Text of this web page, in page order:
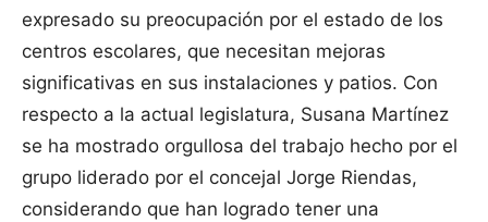
expresado su preocupación por el estado de los
centros escolares, que necesitan mejoras
significativas en sus instalaciones y patios. Con
respecto a la actual legislatura, Susana Martínez
se ha mostrado orgullosa del trabajo hecho por el
grupo liderado por el concejal Jorge Riendas,
considerando que han logrado tener una